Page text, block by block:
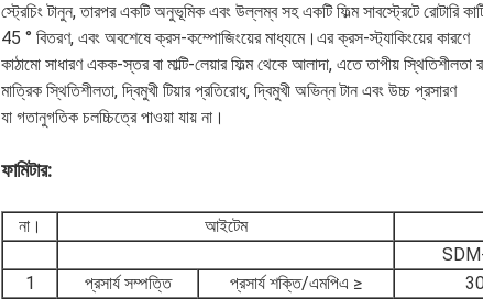
স্ট্রেচিং টানুন, তারপর একটি অনুভূমিক এবং উল্লম্ব সহ একটি ফিল্ম সাবস্ট্রেটে রোটারি
45 ° বিতরণ, এবং অবশেষে ক্রস-কম্পোজিংয়ের মাধ্যমে।এর ক্রস-স্ট্যাকিংয়ের কারণে
কাঠামো সাধারণ একক-স্তর বা মাল্টি-লেয়ার ফিল্ম থেকে আলাদা, এতে তাপীয় স্থিতিশীলতা
মাত্রিক স্থিতিশীলতা, দ্বিমুখী টিয়ার প্রতিরোধ, দ্বিমুখী অভিন্ন টান এবং উচ্চ প্রসারণ
যা গতানুগতিক চলচ্চিত্রে পাওয়া যায় না।
ফামিটার:
না। আইটেম
1
প্রসার্য সম্পত্তি প্রসার্য শক্তি/এমপিএ ≥